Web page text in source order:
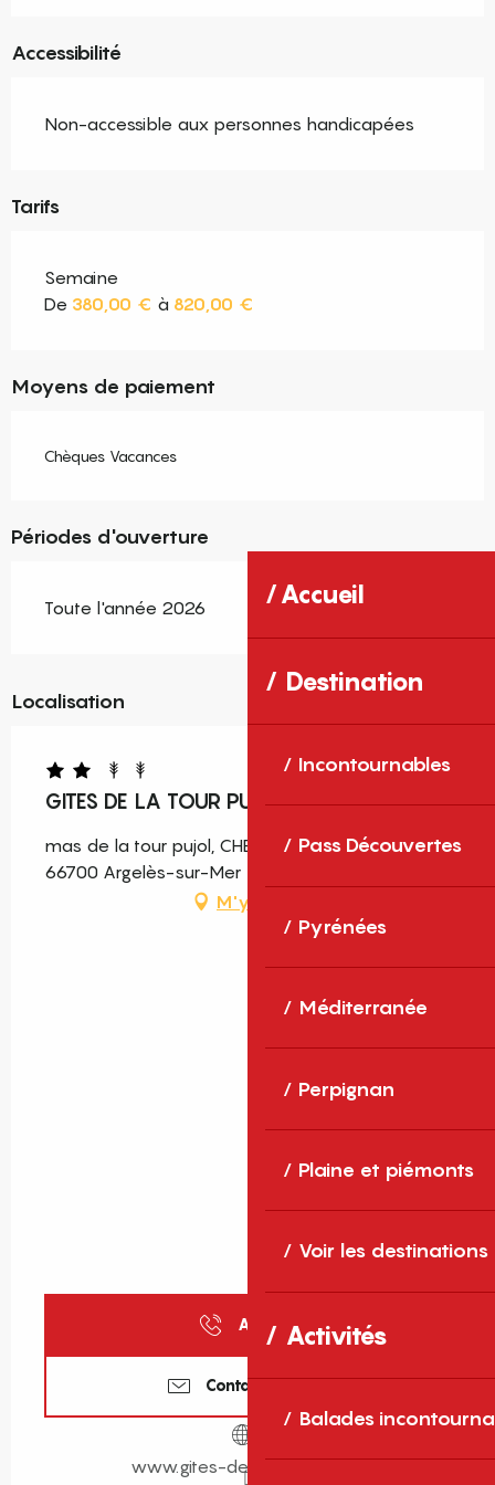
Accueil
Destination
Incontournables
Pass Découvertes
Pyrénées
Méditerranée
Perpignan
Plaine et piémonts
Voir les destinations
Activités
Balades
Accessibilité
Non-accessible aux personnes handicapées
Tarifs
Semaine
De 380,00 € à 820,00 €
Moyens de paiement
Chèques Vacances
Périodes d'ouverture
Toute l'année 2026
Localisation
GITES DE LA TOUR PUJOL - LE MARENDA
mas de la tour pujol, CHEMIN DE LA SALANQUE,
66700 Argelès-sur-Mer
M'y rendre
Appeler
Contactez-nous
www.gites-de-france-sud.fr